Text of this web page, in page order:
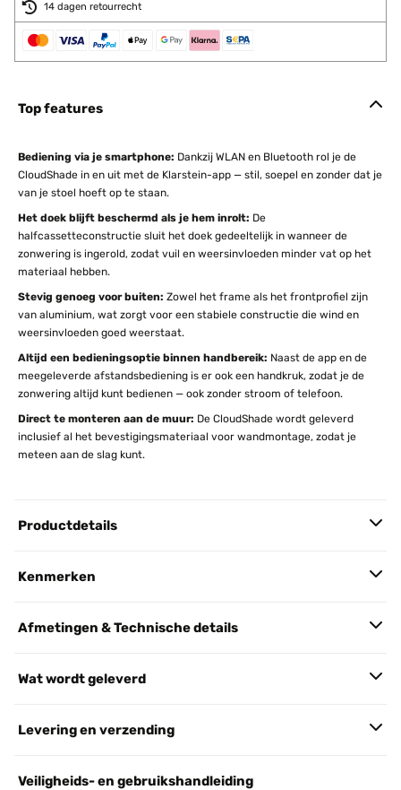
14 dagen retourrecht
Top features
Bediening via je smartphone: Dankzij WLAN en Bluetooth rol je de
CloudShade in en uit met de Klarstein-app — stil, soepel en zonder dat je
van je stoel hoeft op te staan.
Het doek blijft beschermd als je hem inrolt: De
halfcassetteconstructie sluit het doek gedeeltelijk in wanneer de
zonwering is ingerold, zodat vuil en weersinvloeden minder vat op het
materiaal hebben.
Stevig genoeg voor buiten: Zowel het frame als het frontprofiel zijn
van aluminium, wat zorgt voor een stabiele constructie die wind en
weersinvloeden goed weerstaat.
Altijd een bedieningsoptie binnen handbereik: Naast de app en de
meegeleverde afstandsbediening is er ook een handkruk, zodat je de
zonwering altijd kunt bedienen — ook zonder stroom of telefoon.
Direct te monteren aan de muur: De CloudShade wordt geleverd
inclusief al het bevestigingsmateriaal voor wandmontage, zodat je
meteen aan de slag kunt.
Productdetails
Kenmerken
Afmetingen & Technische details
Wat wordt geleverd
Levering en verzending
Veiligheids- en gebruikshandleiding